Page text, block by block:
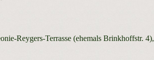
Reygers-Terrasse (ehemals Brinkhoffstr. 4),